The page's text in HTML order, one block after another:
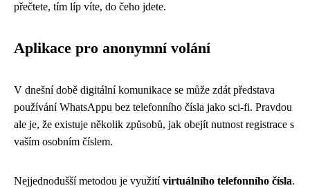
přečtete, tím líp víte, do čeho jdete.
Aplikace pro anonymní volání
V dnešní době digitální komunikace se může zdát představa
používání WhatsAppu bez telefonního čísla jako sci-fi. Pravdou
ale je, že existuje několik způsobů, jak obejít nutnost registrace s
vaším osobním číslem.
Nejjednodušší metodou je využitívirtuálního telefonního čísla.